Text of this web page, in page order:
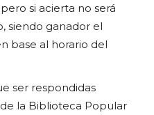
si acierta no será
siendo ganador el
base al horario del
ser respondidas
la Biblioteca Popular